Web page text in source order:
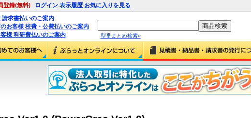
登録(無料) ログイン 表示履歴 お気に入りを見る
請求書払いのご案内
お客様 校費・公費払いのご案内
様 科研費払いのご案内
型番まとめ検索»